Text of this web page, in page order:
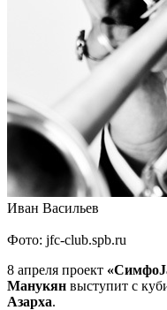
Иван Васильев
Фото: jfc-club.spb.ru
8 апреля проект
Манукян выступит с
Азарха.